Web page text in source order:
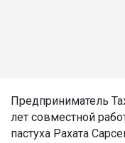
Предприниматель
лет совместной
пастуха Рахата